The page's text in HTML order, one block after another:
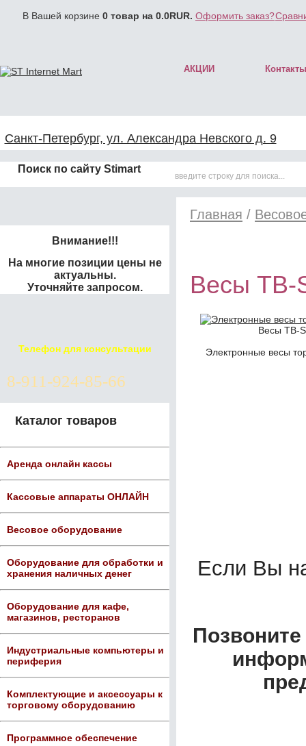
В Вашей корзине 0 товар на 0.0RUR. Оформить заказ?
АКЦИИ Контакты
Санкт-Петербург, ул. Александра Невского д. 9
Поиск по сайту Stimart
Внимание!!!
На многие позиции цены не
актуальны.
Уточняйте запросом.
Телефон для консультации
8-911-924-85-66
Каталог товаров
Аренда онлайн кассы
Кассовые аппараты ОНЛАЙН
Весовое оборудование
Оборудование для обработки и
хранения наличных денег
Оборудование для кафе,
магазинов, ресторанов
Индустриальные компьютеры и
периферия
Комплектующие и аксессуары к
торговому оборудованию
Программное обеспечение
Главная /
Весы ТВ-
Весы ТВ-
Электронные весы
Если Вы